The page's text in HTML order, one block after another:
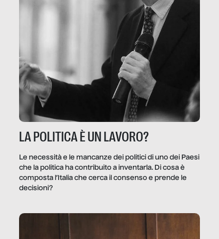
LA POLITICA È UN LAVORO?
Le necessità e le mancanze dei politici di uno dei Paesi
che la politica ha contribuito a inventarla. Di cosa è
composta l’Italia che cerca il consenso e prende le
decisioni?